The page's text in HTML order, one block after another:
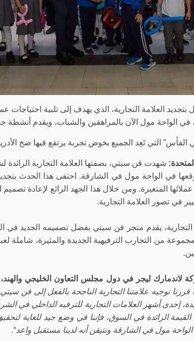
العلامة التجارية، الذي يهدف إلى تلبية احتياجات
في الواحة مول الآن بالمراهقين والشباب، ويقدم
الفأس” التي تَعِد الجميع بخوض تجربة يرتفع فيها ضخ
شهدت فن سيتي، بصفتها العلامة التجارية الرائدة
في الواحة مول في الشارقة. احتفى هذا الحدث
المتغيرة. ومن خلال هذا الجهد الرائع لإعادة تصميم
في تصور العلامة التجارية.
التجارية، يقدم متجر فن سيتي بفضل تصميمه الجديد
من التجارب الترفيهية الجديدة والمثيرة، شاملة
لاندمارك ليجر في دول مجلس التعاون الخليجي والهند،
توجيه علامتنا التجارية الناجحة بالفعل إلى فن
إحدى أشهر العلامات التجارية للترفيه الداخلي في
الرائدة في السوق، فإننا في وضع جيد للغاية
مول في الشارقة ونتيقن أنه لدينا مستقبل واعد“.